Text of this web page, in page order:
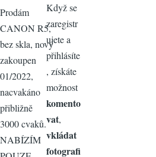
Prodám
CANON R5,
bez skla, nový
zakoupen
01/2022,
nacvakáno
přibližně
3000 cvaků.
NABÍZÍM
Když se
zaregistr
ujete a
přihlásíte
, získáte
možnost
komento
vat,
vkládat
fotografi